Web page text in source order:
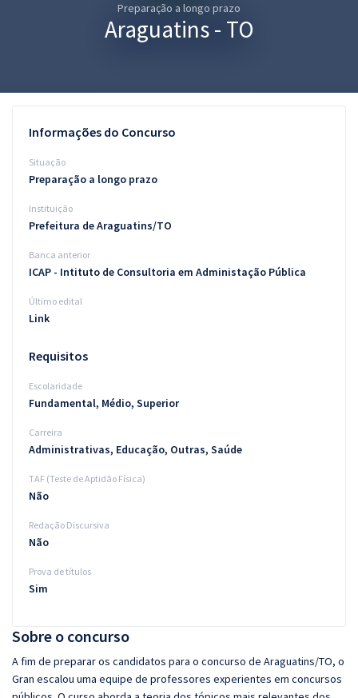
Questões grátis
Blog
Aprovados
Atendimento
Preparação a longo prazo
Araguatins - TO
Sobre o concurso
A fim de preparar os candidatos para o concurso de Araguatins/TO, o
Gran escalou uma equipe de professores experientes em concursos
Informações do Concurso
Situação
Preparação a longo prazo
Instituição
Prefeitura de Araguatins/TO
Banca anterior
ICAP - Intituto de Consultoria em Administação Pública
Último edital
Link
Requisitos
Escolaridade
Fundamental, Médio, Superior
Carreira
Administrativas, Educação, Outras, Saúde
TAF (Teste de Aptidão Física)
Não
Redação Discursiva
Não
Prova de títulos
Sim